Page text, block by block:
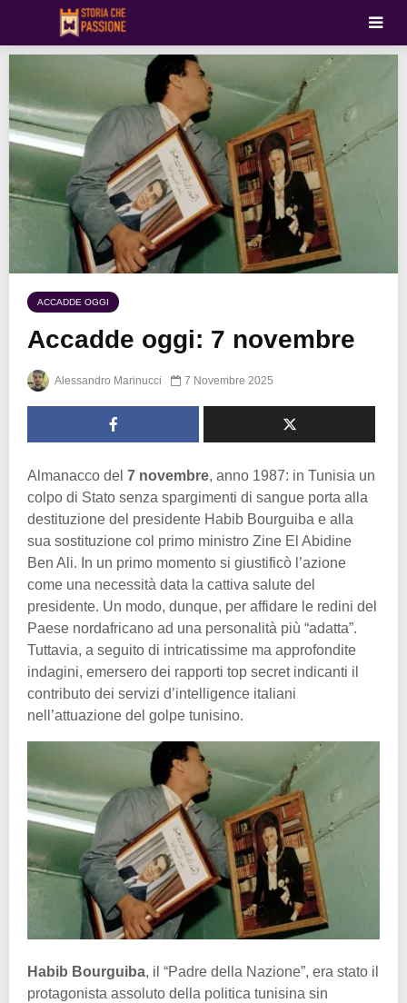
ACCADDE OGGI
Accadde oggi: 7 novembre
Alessandro Marinucci 7 Novembre 2025
Almanacco del 7 novembre, anno 1987: in Tunisia un
colpo di Stato senza spargimenti di sangue porta alla
destituzione del presidente Habib Bourguiba e alla
sua sostituzione col primo ministro Zine El Abidine
Ben Ali. In un primo momento si giustificò l’azione
come una necessità data la cattiva salute del
presidente. Un modo, dunque, per affidare le redini del
Paese nordafricano ad una personalità più “adatta”.
Tuttavia, a seguito di intricatissime ma approfondite
indagini, emersero dei rapporti top secret indicanti il
contributo dei servizi d’intelligence italiani
nell’attuazione del golpe tunisino.
Habib Bourguiba, il “Padre della Nazione”, era stato il
protagonista assoluto della politica tunisina sin